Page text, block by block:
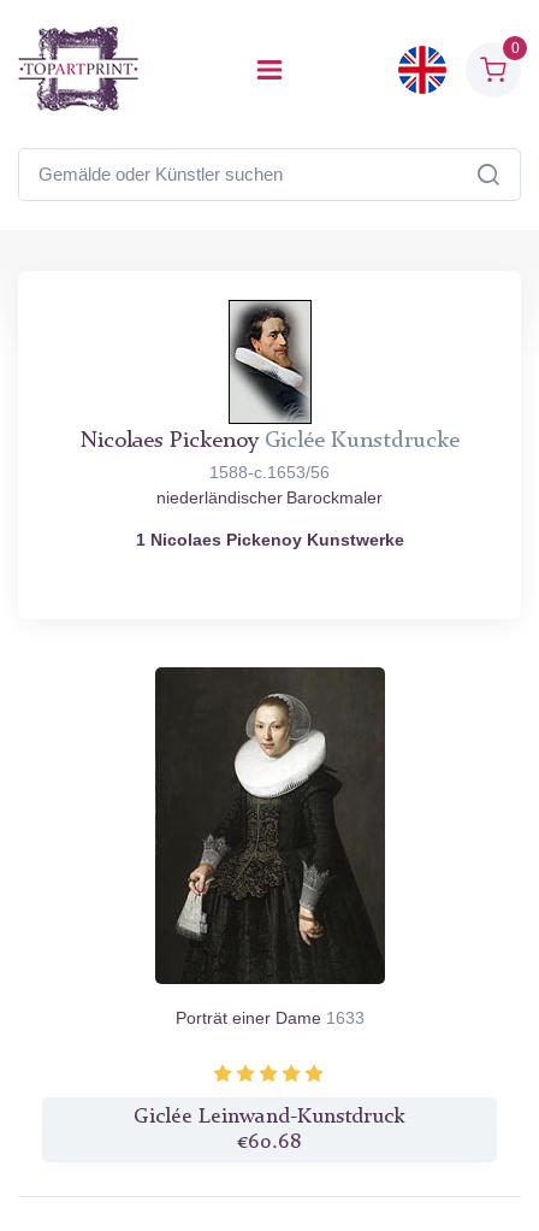
0
Nicolaes PickenoyGiclée Kunstdrucke
1588-c.1653/56
niederländischer Barockmaler
1 Nicolaes Pickenoy Kunstwerke
Porträt einer Dame 1633
Giclée Leinwand-Kunstdruck
€60.68